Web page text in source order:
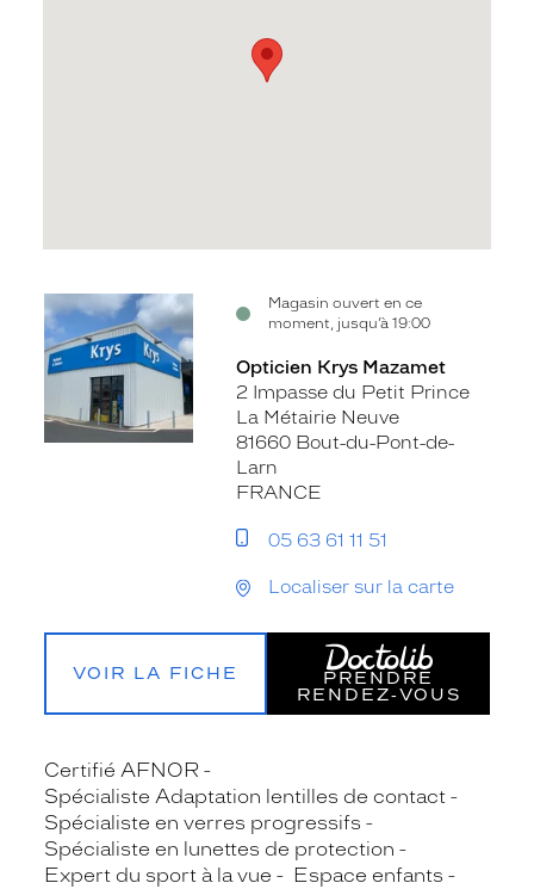
Magasin ouvert en ce
moment, jusqu’à 19:00
Voir
la
fiche
Opticien Krys Mazamet
2 Impasse du Petit Prince
La Métairie Neuve
81660 Bout-du-Pont-de-
Larn
FRANCE
05 63 61 11 51
Localiser sur la carte
VOIR LA FICHE
PRENDRE
RENDEZ‑VOUS
Certifié AFNOR
Spécialiste Adaptation lentilles de contact
Spécialiste en verres progressifs
Spécialiste en lunettes de protection
Expert du sport à la vue
Espace enfants